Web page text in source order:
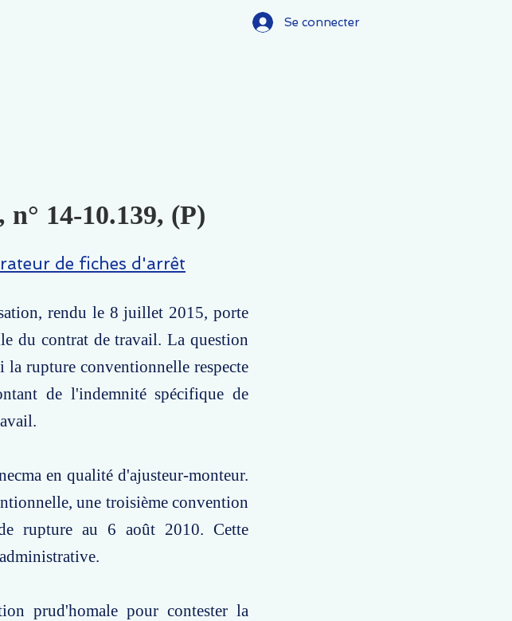
Se connecter
n° 14-10.139, (P)
de fiches d'arrêt
rendu le 8 juillet 2015, porte
du contrat de travail. La question
la rupture conventionnelle respecte
de l'indemnité spécifique de
en qualité d'ajusteur-monteur.
une troisième convention
rupture au 6 août 2010. Cette
prud'homale pour contester la